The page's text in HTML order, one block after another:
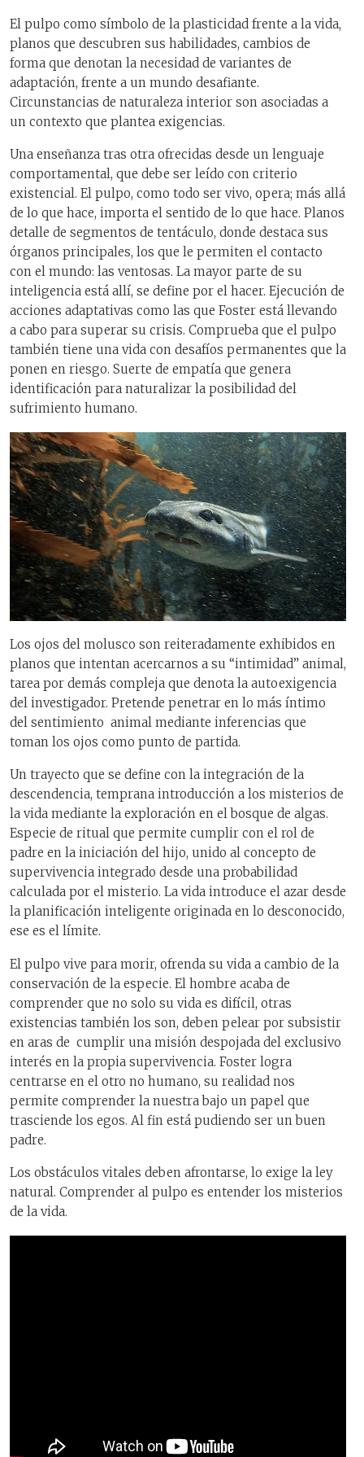
El pulpo como símbolo de la plasticidad frente a la vida,
planos que descubren sus habilidades, cambios de
forma que denotan la necesidad de variantes de
adaptación, frente a un mundo desafiante.
Circunstancias de naturaleza interior son asociadas a
un contexto que plantea exigencias.
Una enseñanza tras otra ofrecidas desde un lenguaje
comportamental, que debe ser leído con criterio
existencial. El pulpo, como todo ser vivo, opera; más allá
de lo que hace, importa el sentido de lo que hace. Planos
detalle de segmentos de tentáculo, donde destaca sus
órganos principales, los que le permiten el contacto
con el mundo: las ventosas. La mayor parte de su
inteligencia está allí, se define por el hacer. Ejecución de
acciones adaptativas como las que Foster está llevando
a cabo para superar su crisis. Comprueba que el pulpo
también tiene una vida con desafíos permanentes que la
ponen en riesgo. Suerte de empatía que genera
identificación para naturalizar la posibilidad del
sufrimiento humano.
Los ojos del molusco son reiteradamente exhibidos en
planos que intentan acercarnos a su “intimidad” animal,
tarea por demás compleja que denota la autoexigencia
del investigador. Pretende penetrar en lo más íntimo
del sentimiento animal mediante inferencias que
toman los ojos como punto de partida.
Un trayecto que se define con la integración de la
descendencia, temprana introducción a los misterios de
la vida mediante la exploración en el bosque de algas.
Especie de ritual que permite cumplir con el rol de
padre en la iniciación del hijo, unido al concepto de
supervivencia integrado desde una probabilidad
calculada por el misterio. La vida introduce el azar desde
la planificación inteligente originada en lo desconocido,
ese es el límite.
El pulpo vive para morir, ofrenda su vida a cambio de la
conservación de la especie. El hombre acaba de
comprender que no solo su vida es difícil, otras
existencias también los son, deben pelear por subsistir
en aras de cumplir una misión despojada del exclusivo
interés en la propia supervivencia. Foster logra
centrarse en el otro no humano, su realidad nos
permite comprender la nuestra bajo un papel que
trasciende los egos. Al fin está pudiendo ser un buen
padre.
Los obstáculos vitales deben afrontarse, lo exige la ley
natural. Comprender al pulpo es entender los misterios
de la vida.